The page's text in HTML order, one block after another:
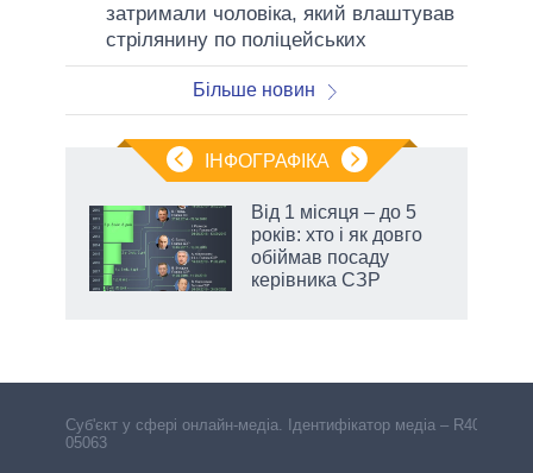
затримали чоловіка, який влаштував
стрілянину по поліцейських
Більше новин
ІНФОГРАФІКА
Від 1 місяця – до 5
років: хто і як довго
обіймав посаду
керівника СЗР
Cуб'єкт у сфері онлайн-медіа. Ідентифікатор медіа – R40-
05063